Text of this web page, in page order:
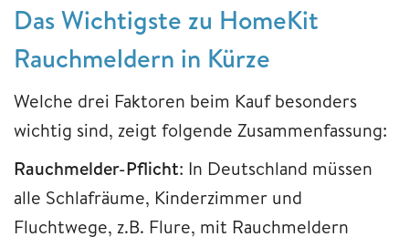
Das Wichtigste zu HomeKit
Rauchmeldern in Kürze
Welche drei Faktoren beim Kauf besonders
wichtig sind, zeigt folgende Zusammenfassung:
Rauchmelder-Pflicht: In Deutschland müssen
alle Schlafräume, Kinderzimmer und
Fluchtwege, z.B. Flure, mit Rauchmeldern